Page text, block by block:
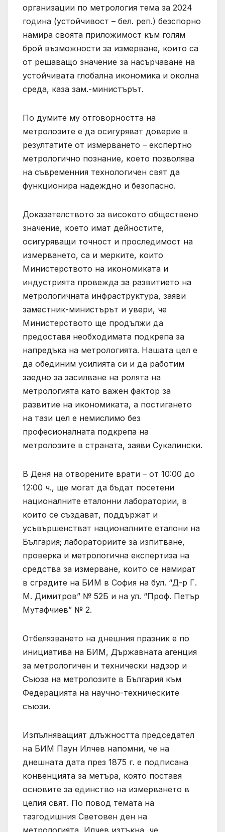
организации по метрология тема за 2024
година (устойчивост – бел. реп.) безспорно
намира своята приложимост към голям
брой възможности за измерване, които са
от решаващо значение за насърчаване на
устойчивата глобална икономика и околна
среда, каза зам.-министърът.
По думите му отговорността на
метролозите е да осигуряват доверие в
резултатите от измерването – експертно
метрологично познание, което позволява
на съвременния технологичен свят да
функционира надеждно и безопасно.
Доказателството за високото обществено
значение, което имат дейностите,
осигуряващи точност и проследимост на
измерването, са и мерките, които
Министерството на икономиката и
индустрията провежда за развитието на
метрологичната инфраструктура, заяви
заместник-министърът и увери, че
Министерството ще продължи да
предоставя необходимата подкрепа за
напредъка на метрологията. Нашата цeл е
да обединим усилията си и да работим
заедно за засилване на ролята на
метрологията като важен фактор за
развитие на икономиката, а постигането
на тази цел е немислимо без
професионалната подкрепа на
метролозите в страната, заяви Сукалински.
В Деня на отворените врати – от 10:00 до
12:00 ч., ще могат да бъдат посетени
националните еталонни лаборатории, в
които се създават, поддържат и
усъвършенстват националните еталони на
България; лабораториите за изпитване,
проверка и метрологична експертиза на
средства за измерване, които се намират
в сградите на БИМ в София на бул. “Д-р Г.
М. Димитров” № 52Б и на ул. “Проф. Петър
Мутафчиев” № 2.
Отбелязването на днешния празник е по
инициатива на БИМ, Държавната агенция
за метрологичен и технически надзор и
Съюза на метролозите в България към
Федерацията на научно-техническите
съюзи.
Изпълняващият длъжността председател
на БИМ Паун Илчев напомни, че на
днешната дата през 1875 г. е подписана
конвенцията за метъра, която поставя
основите за единство на измерването в
целия свят. По повод темата на
тазгодишния Световен ден на